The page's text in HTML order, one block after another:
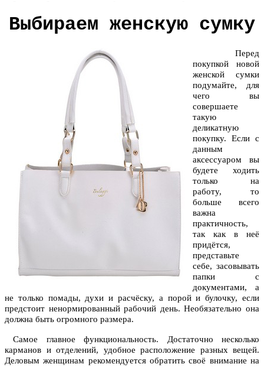
Выбираем женскую сумку
Перед
покупкой новой
женской сумки
подумайте, для
чего вы
совершаете
такую
деликатную
покупку. Если с
данным
аксессуаром вы
будете ходить
только на
работу, то
больше всего
важна
практичность,
так как в неё
придётся,
представьте
себе, засовывать
папки с
документами, а
не только помады, духи и расчёску, а порой и булочку, если
предстоит ненормированный рабочий день. Необязательно она
должна быть огромного размера.
Самое главное функциональность. Достаточно несколько
карманов и отделений, удобное расположение разных вещей.
Деловым женщинам рекомендуется обратить своё внимание на